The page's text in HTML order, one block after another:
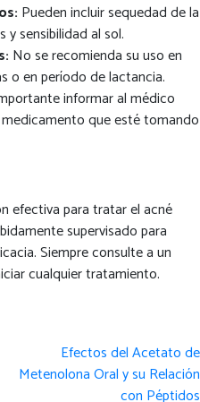
Pueden incluir sequedad de la
y sensibilidad al sol.
No se recomienda su uso en
o en período de lactancia.
informar al médico
que esté tomando
efectiva para tratar el acné
supervisado para
Siempre consulte a un
cualquier tratamiento.
Efectos del Acetato de
Metenolona Oral y su Relación
con Péptidos